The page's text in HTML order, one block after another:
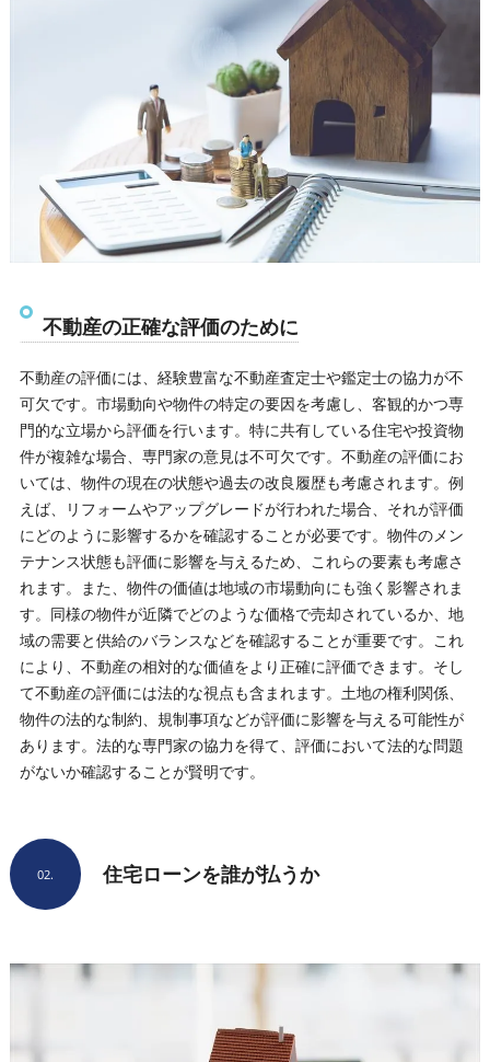
不動産の正確な評価のために
不動産の評価には、経験豊富な不動産査定士や鑑定士の協力が不
可欠です。市場動向や物件の特定の要因を考慮し、客観的かつ専
門的な立場から評価を行います。特に共有している住宅や投資物
件が複雑な場合、専門家の意見は不可欠です。不動産の評価にお
いては、物件の現在の状態や過去の改良履歴も考慮されます。例
えば、リフォームやアップグレードが行われた場合、それが評価
にどのように影響するかを確認することが必要です。物件のメン
テナンス状態も評価に影響を与えるため、これらの要素も考慮さ
れます。また、物件の価値は地域の市場動向にも強く影響されま
す。同様の物件が近隣でどのような価格で売却されているか、地
域の需要と供給のバランスなどを確認することが重要です。これ
により、不動産の相対的な価値をより正確に評価できます。そし
て不動産の評価には法的な視点も含まれます。土地の権利関係、
物件の法的な制約、規制事項などが評価に影響を与える可能性が
あります。法的な専門家の協力を得て、評価において法的な問題
がないか確認することが賢明です。
住宅ローンを誰が払うか
02.